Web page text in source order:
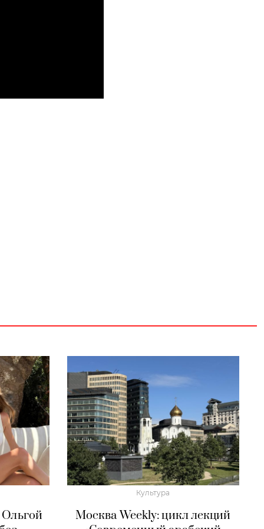
Культура
Москва Weekly: цикл лекций